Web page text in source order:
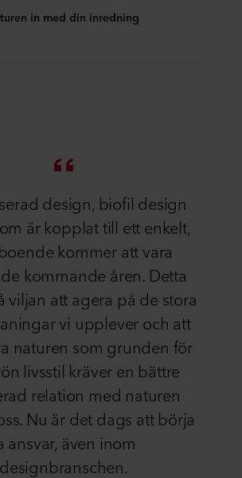
in med din inredning
design, biofil design
är kopplat till ett enkelt,
kommer att vara
kommande åren. Detta
viljan att agera på de stora
vi upplever och att
naturen som grunden för
livsstil kräver en bättre
relation med naturen
Nu är det dags att börja
ansvar, även inom
designbranschen.